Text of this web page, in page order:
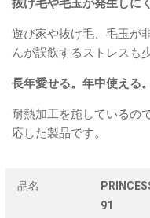
抜け毛や毛玉が発生しに
遊び家や抜け毛、毛玉が
んが誤飲するストレスも
長年愛せる。年中使える。
耐熱加工を施しているの
応した製品です。
品名
91